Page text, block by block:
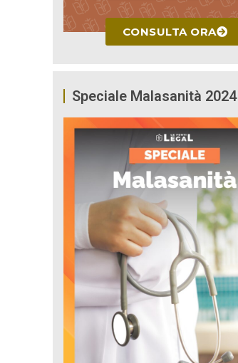
CONSULTA ORA
Speciale Malasanità 2024